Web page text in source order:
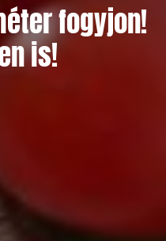
fogyjon!
is!